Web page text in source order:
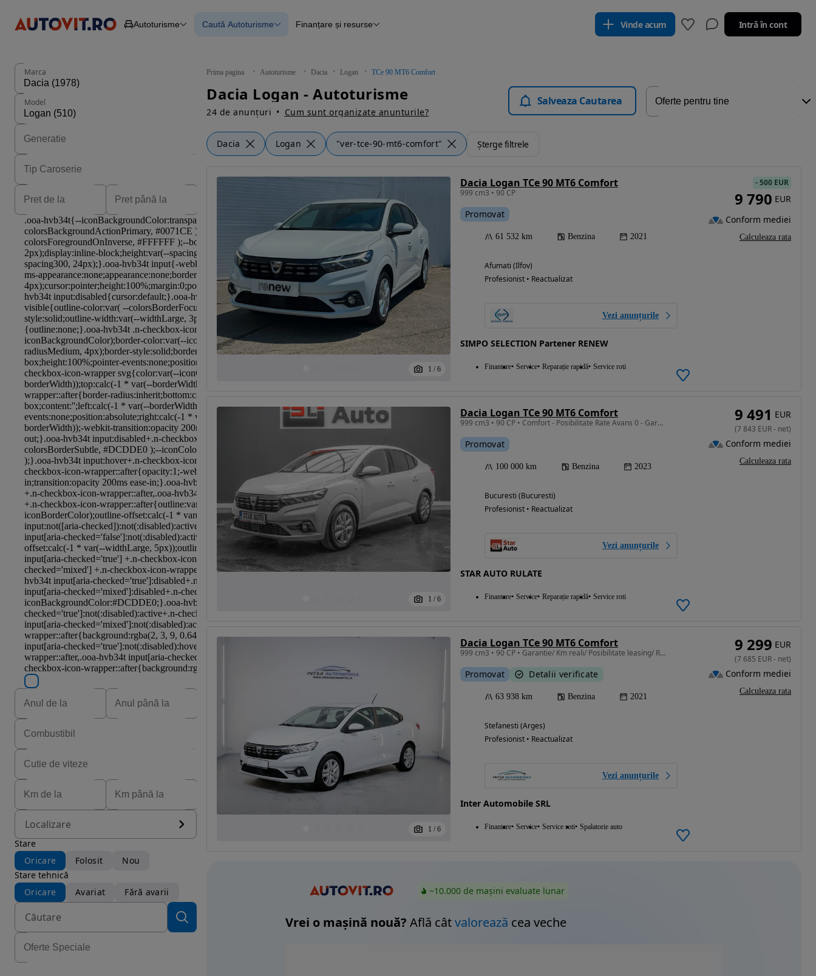
Autoturisme
Autoturisme
Mașini electrice
Mașini cu detalii verificate
Caută Autoturisme
Blog Autovit.ro
Finanțare și resurse Vinde acum Intră în cont
Prima pagina Autoturisme Dacia Logan TCe 90 MT6 Comfort
Dacia Logan - Autoturisme
24 de anunțuri Cum sunt organizate anunturile?
Salveaza Cautarea
Dacia Logan "ver-tce-90-mt6-comfort" Șterge filtrele
Marca
Model
Eligibil pentru
Localizare
Stare
Oricare
Folosit
Nou
Stare tehnică
Oricare
Avariat Fără avarii
1 / 6
Dacia Logan TCe 90 MT6 Comfort
999 cm3 • 90 CP
Promovat
61 532 km Benzina 2021
Afumati (Ilfov)
Profesionist • Reactualizat
Vezi anunțurile
SIMPO SELECTION Partener RENEW
Finantare Service Reparație rapidă Service roti
-500 EUR
9 790 EUR
Conform mediei
Calculeaza rata
1 / 6
Dacia Logan TCe 90 MT6 Comfort
999 cm3 • 90 CP • Comfort - Posibilitate Rate Avans 0 - Garantie 12 Luni - IMPECABILA
Promovat
100 000 km Benzina 2023
Bucuresti (Bucuresti)
Profesionist • Reactualizat
Vezi anunțurile
STAR AUTO RULATE
Finantare Service Reparație rapidă Service roti
9 491 EUR
(7 843 EUR- net)
Conform mediei
Calculeaza rata
1 / 6
Dacia Logan TCe 90 MT6 Comfort
999 cm3 • 90 CP • Garantie/ Km reali/ Posibilitate leasing/ Rate fixe cu buletinul
Promovat Detalii verificate
63 938 km Benzina 2021
Stefanesti (Arges)
Profesionist • Reactualizat
Vezi anunțurile
Inter Automobile SRL
Finantare Service Service roti Spalatorie auto
9 299 EUR
(7 685 EUR- net)
Conform mediei
Calculeaza rata
~10.000 de mașini evaluate lunar
Vrei o mașină nouă? Află câtvalorează cea veche